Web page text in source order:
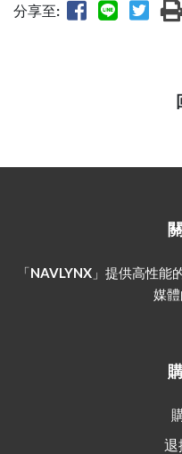
分享至:
「NAVLYNX」提供高性
媒
退